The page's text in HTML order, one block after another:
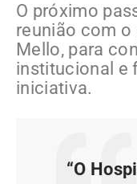
O próximo
reunião com
Mello, para
institucional e
iniciativa.
“O